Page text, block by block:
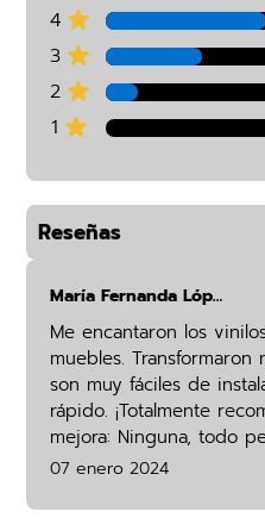
4
3
2
1
Reseñas
María Fernanda López
Me encantaron los
muebles.
son muy fáciles de
rápido. ¡Totalmente
mejora: Ninguna, todo
07 enero 2024